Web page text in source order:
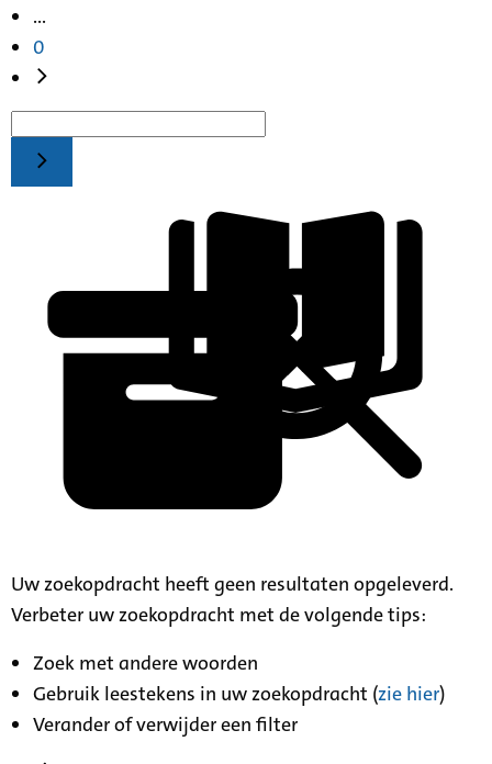
...
0
Uw zoekopdracht heeft geen resultaten opgeleverd.
Verbeter uw zoekopdracht met de volgende tips:
Zoek met andere woorden
Gebruik leestekens in uw zoekopdracht (zie hier)
Verander of verwijder een filter